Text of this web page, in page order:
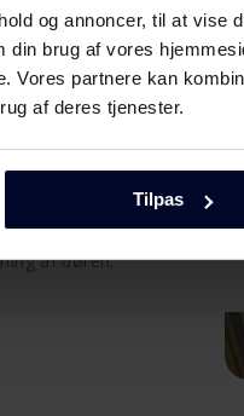
og annoncer, til at vise
brug af vores
Vores partnere kan
af deres tjenester.
Tilpas
skabet hvor du
i sin egen akse, kan
også placeres tættere op ad
Alle skuffer og
kan tages ud ved en
af døren.